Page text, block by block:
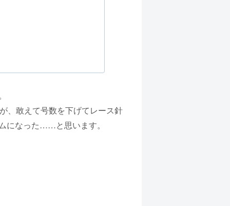
、敢えて号数を下げてレース針
になった……と思います。